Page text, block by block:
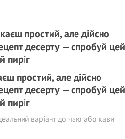
простий, але дійсно
десерту — спробуй цей
пиріг
варіант до чаю або кави